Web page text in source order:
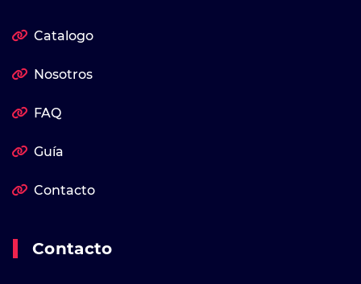
Catalogo
Nosotros
FAQ
Guía
Contacto
Contacto